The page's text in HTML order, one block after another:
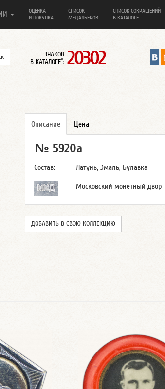
ОЦЕНКА
И ПОКУПКА
СПИСОК
МЕДАЛЬЕРОВ
СПИСОК СОКРАЩЕНИЙ
В КАТАЛОГЕ
ЗНАКОВ
В КАТАЛОГЕ*: 20302
Описание Цена
№ 5920а
Состав: Латунь, Эмаль, Булавка
Московский монетный двор
ДОБАВИТЬ В СВОЮ КОЛЛЕКЦИЮ